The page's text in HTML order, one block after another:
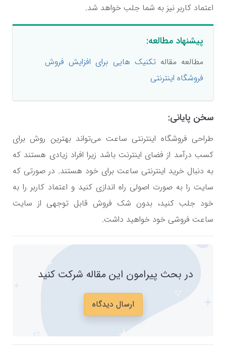
اعتماد کاربر نیز به شما جلب خواهد شد.
پیشنهاد مطالعه:
مطالعه مقالهتکنیک هایی برای افزایش فروش
فروشگاه اینترنتی
سخن پایانی:
طراحی فروشگاه اینترنتی ساعت می‌تواند بهترین روش برای
کسب درآمد از فضای اینترنت باشد زیرا افراد زیادی هستند که
به دنبال خرید اینترنتی ساعت برای خود هستند. در صورتی که
سایت را به صورت اصولی راه اندازی کنید و اعتماد کاربر را به
خود جلب کنید، بدون شک فروش قابل توجهی از سایت
ساعت فروشی خود خواهید داشت.
در بحث پیرامون این مقاله شرکت کنید
ارسال دیدگاه